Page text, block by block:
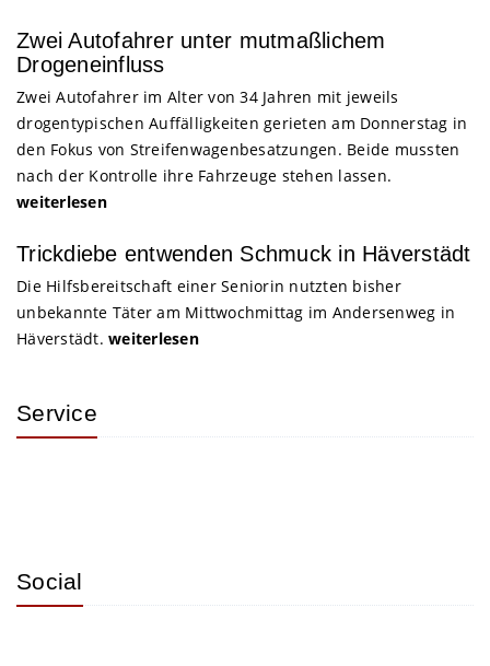
Zwei Autofahrer unter mutmaßlichem
Drogeneinfluss
Zwei Autofahrer im Alter von 34 Jahren mit jeweils
drogentypischen Auffälligkeiten gerieten am Donnerstag in
den Fokus von Streifenwagenbesatzungen. Beide mussten
nach der Kontrolle ihre Fahrzeuge stehen lassen.
weiterlesen
Trickdiebe entwenden Schmuck in Häverstädt
Die Hilfsbereitschaft einer Seniorin nutzten bisher
unbekannte Täter am Mittwochmittag im Andersenweg in
Häverstädt. weiterlesen
Service
Social